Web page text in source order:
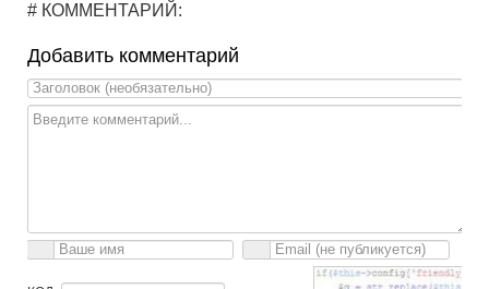
# КОММЕНТАРИЙ:
Добавить комментарий